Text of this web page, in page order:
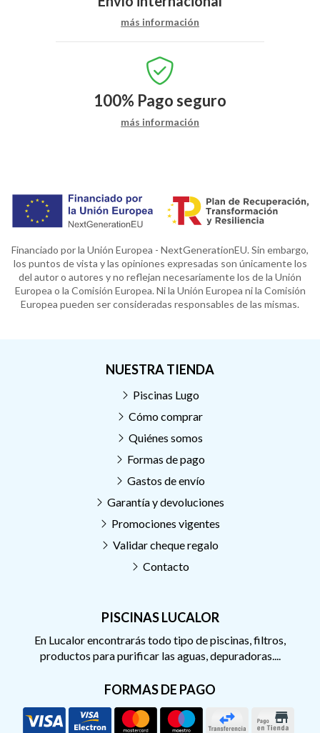
más información
100% Pago seguro
más información
Financiado por la Unión Europea - NextGenerationEU. Sin embargo,
los puntos de vista y las opiniones expresadas son únicamente los
del autor o autores y no reflejan necesariamente los de la Unión
Europea o la Comisión Europea. Ni la Unión Europea ni la Comisión
Europea pueden ser consideradas responsables de las mismas.
PISCINAS LUCALOR
En Lucalor encontrarás todo tipo de piscinas, filtros,
productos para purificar las aguas, depuradoras....
FORMAS DE PAGO
NUESTRA TIENDA
Piscinas Lugo
Cómo comprar
Quiénes somos
Formas de pago
Gastos de envío
Garantía y devoluciones
Promociones vigentes
Validar cheque regalo
Contacto